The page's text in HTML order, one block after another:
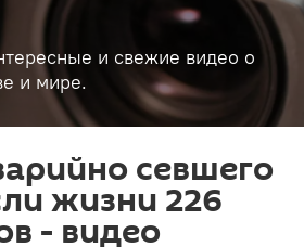
и свежие видео о
и мире.
севшего
жизни 226
- видео